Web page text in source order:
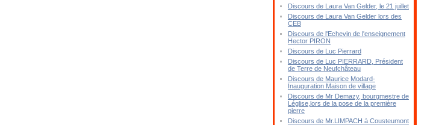
Discours de Laura Van Gelder, le 21 juillet
Discours de Laura Van Gelder lors des
CEB
Discours de l'Echevin de l'enseignement
Hector PIRON
Discours de Luc Pierrard
Discours de Luc PIERRARD, Président
de Terre de Neufchâteau
Discours de Maurice Modard-
Inauguration Maison de village
Discours de Mr Demazy, bourgmestre de
Léglise,lors de la pose de la première
pierre
Discours de Mr.LIMPACH à Cousteumont